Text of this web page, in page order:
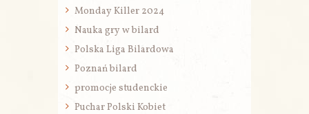
Monday Killer 2024
Nauka gry w bilard
Polska Liga Bilardowa
Poznań bilard
promocje studenckie
Puchar Polski Kobiet